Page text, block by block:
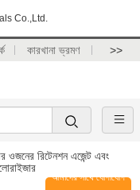
Co.,Ltd.
কারখানা ভ্রমণ >>
রিটেনশন এজেন্ট এবং
আমাদের সাথে যোগাযোগ